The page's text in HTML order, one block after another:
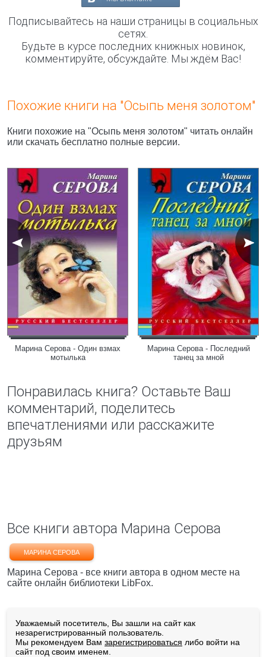
Подписывайтесь на наши страницы в социальных
сетях.
Будьте в курсе последних книжных новинок,
комментируйте, обсуждайте. Мы ждём Вас!
Похожие книги на "Осыпь меня золотом"
Книги похожие на "Осыпь меня золотом" читать онлайн
или скачать бесплатно полные версии.
Марина Серова - Один взмах
мотылька
Марина Серова - Последний
танец за мной
Понравилась книга? Оставьте Ваш
комментарий, поделитесь
впечатлениями или расскажите
друзьям
Все книги автора Марина Серова
МАРИНА СЕРОВА
Марина Серова - все книги автора в одном месте на
сайте онлайн библиотеки LibFox.
Уважаемый посетитель, Вы зашли на сайт как
незарегистрированный пользователь.
Мы рекомендуем Вам зарегистрироваться либо войти на
сайт под своим именем.